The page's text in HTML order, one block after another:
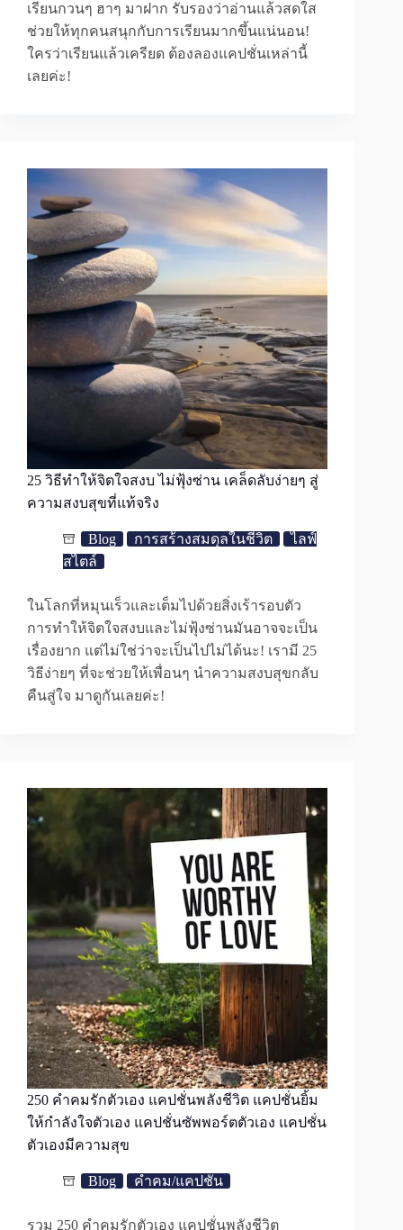
เรียนกวนๆ ฮาๆ มาฝาก รับรองว่าอ่านแล้วสดใส
ช่วยให้ทุกคนสนุกกับการเรียนมากขึ้นแน่นอน!
ใครว่าเรียนแล้วเครียด ต้องลองแคปชั่นเหล่านี้
เลยค่ะ!
25 วิธีทำให้จิตใจสงบ ไม่ฟุ้งซ่าน เคล็ดลับง่ายๆ สู่
ความสงบสุขที่แท้จริง
Blog การสร้างสมดุลในชีวิต
ไลฟ์
สไตล์
ในโลกที่หมุนเร็วและเต็มไปด้วยสิ่งเร้ารอบตัว
การทำให้จิตใจสงบและไม่ฟุ้งซ่านมันอาจจะเป็น
เรื่องยาก แต่ไม่ใช่ว่าจะเป็นไปไม่ได้นะ! เรามี 25
วิธีง่ายๆ ที่จะช่วยให้เพื่อนๆ นำความสงบสุขกลับ
คืนสู่ใจ มาดูกันเลยค่ะ!
250 คำคมรักตัวเอง แคปชั่นพลังชีวิต แคปชั่นยิ้ม
ให้กำลังใจตัวเอง แคปชั่นซัพพอร์ตตัวเอง แคปชั่น
ตัวเองมีความสุข
Blog คำคม/แคปชั่น
รวม 250 คำคมรักตัวเอง แคปชั่นพลังชีวิต